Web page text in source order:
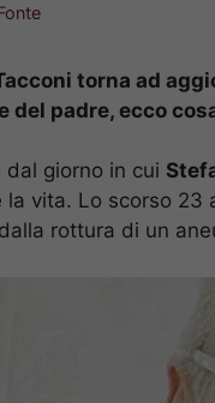
torna ad
del padre, ecco
dal giorno in cui
vita. Lo scorso 23
rottura di un